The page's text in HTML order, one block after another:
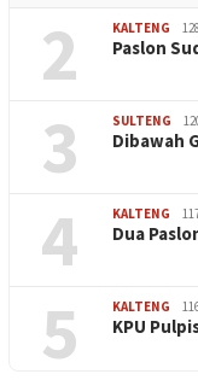
2 KALTENG
Paslon
3 SULTENG
Dibawah
4 KALTENG
Dua
5 KALTENG
KPU